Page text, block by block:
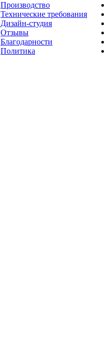
Производство
Технические требования
Дизайн-студия
Отзывы
Благодарности
Политика